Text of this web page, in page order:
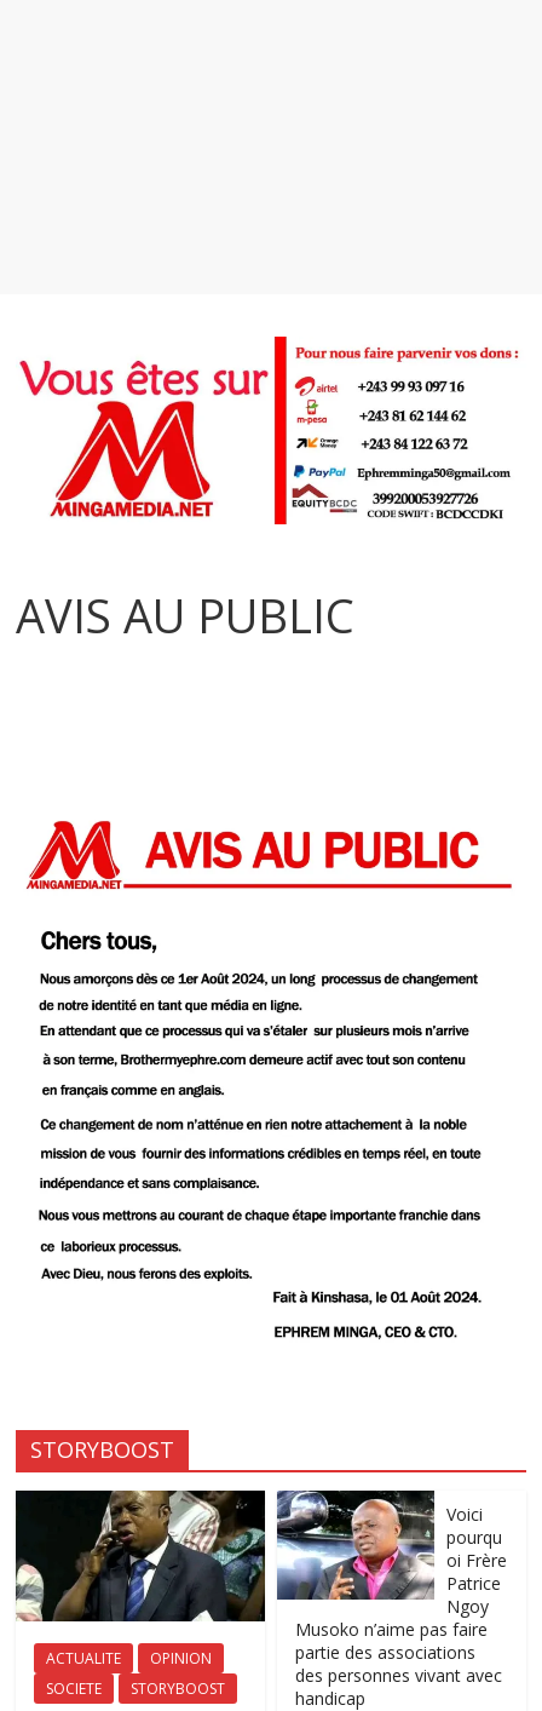
AVIS AU PUBLIC
STORYBOOST
ACTUALITE
OPINION
SOCIETE
STORYBOOST
Voici
pourqu
oi Frère
Patrice
Ngoy
Musoko n’aime pas faire
partie des associations
des personnes vivant avec
handicap